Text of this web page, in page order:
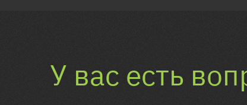
У вас есть